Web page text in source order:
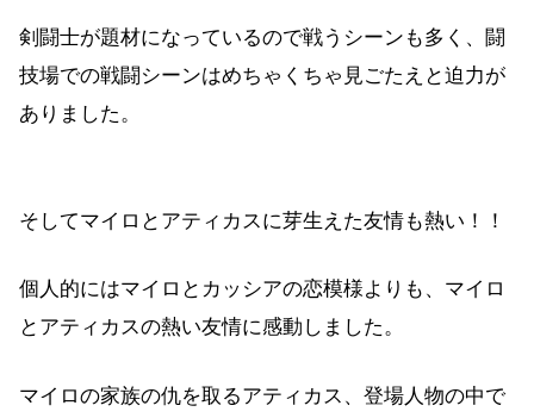
剣闘士が題材になっているので戦うシーンも多く、闘
技場での戦闘シーンはめちゃくちゃ見ごたえと迫力が
ありました。
そしてマイロとアティカスに芽生えた友情も熱い！！
個人的にはマイロとカッシアの恋模様よりも、マイロ
とアティカスの熱い友情に感動しました。
マイロの家族の仇を取るアティカス、登場人物の中で